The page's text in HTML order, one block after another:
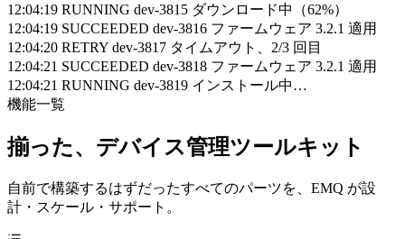
12:04:19 RUNNING dev-3815 ダウンロード中（62%）
12:04:19 SUCCEEDED dev-3816 ファームウェア 3.2.1 適用
12:04:20 RETRY dev-3817 タイムアウト、2/3 回目
12:04:21 SUCCEEDED dev-3818 ファームウェア 3.2.1 適用
12:04:21 RUNNING dev-3819 インストール中…
機能一覧
揃った、デバイス管理ツールキット
自前で構築するはずだったすべてのパーツを、EMQ が設
計・スケール・サポート。